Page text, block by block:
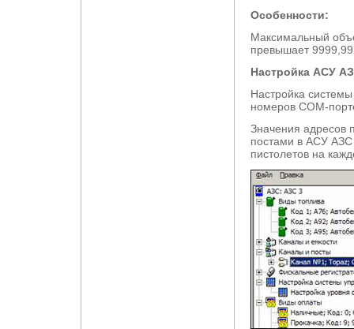
Особенности:
Максимальный
превышает
Настройка АСУ
Настройка
номеров COM-
Значения адресов
постами в АСУ АЗС
пистолетов на